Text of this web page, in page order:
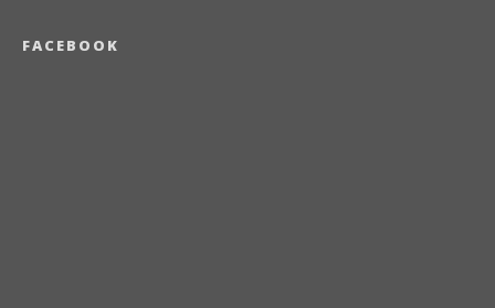
FACEBOOK